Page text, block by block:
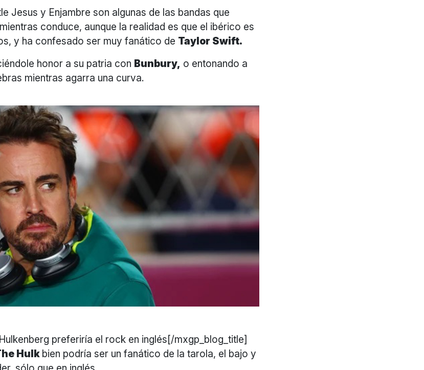
Jesus y Enjambre son algunas de las bandas que
conduce, aunque la realidad es que el ibérico es
y ha confesado ser muy fanático de Taylor Swift.
honor a su patria con Bunbury, o entonando a
mientras agarra una curva.
preferiría el rock en inglés[/mxgp_blog_title]
Hulk bien podría ser un fanático de la tarola, el bajo y